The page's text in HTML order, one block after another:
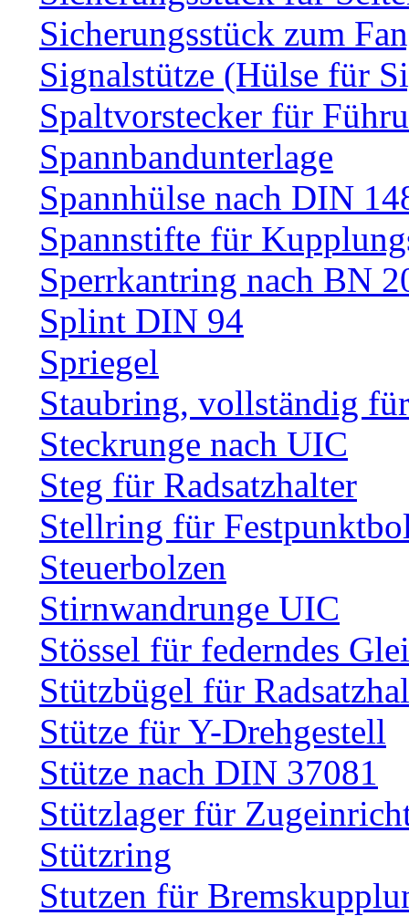
Sicherungsstück zum
Signalstütze (Hülse für
Spaltvorstecker für
Spannbandunterlage
Spannhülse nach DIN
Spannstifte für
Sperrkantring nach BN
Splint DIN 94
Spriegel
Staubring, vollständig
Steckrunge nach UIC
Steg für Radsatzhalter
Stellring für
Steuerbolzen
Stirnwandrunge UIC
Stössel für federndes
Stützbügel für
Stütze für Y-Drehgestell
Stütze nach DIN 37081
Stützlager für
Stützring
Stutzen für